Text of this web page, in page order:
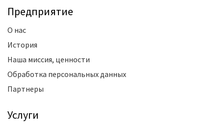
Предприятие
О нас
История
Наша миссия, ценности
Обработка персональных данных
Партнеры
Услуги